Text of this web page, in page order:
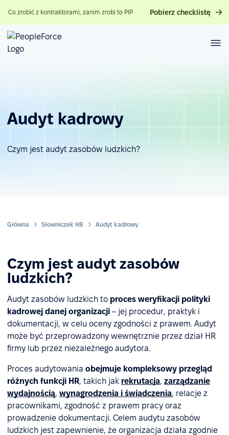
Co zrobić z kontraktorami, zanim zrobi to PIP Pobierz checklistę
Audyt kadrowy
Czym jest audyt zasobów ludzkich?
Główna Słowniczek HR Audyt kadrowy
Czym jest audyt zasobów
ludzkich?
Audyt zasobów ludzkich to proces weryfikacji polityki
kadrowej danej organizacji – jej procedur, praktyk i
dokumentacji, w celu oceny zgodności z prawem. Audyt
może być przeprowadzony wewnętrznie przez dział HR
firmy lub przez niezależnego audytora.
Proces audytowania obejmuje kompleksowy przegląd
różnych funkcji HR, takich jak rekrutacja, zarządzanie
wydajnością, wynagrodzenia i świadczenia, relacje z
pracownikami, zgodność z prawem pracy oraz
prowadzenie dokumentacji. Celem audytu zasobów
ludzkich jest zapewnienie, że organizacja działa zgodnie